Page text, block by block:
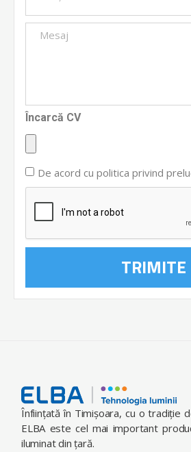
Încarcă CV
De acord cu politica privind
TRIMITE
Înfiinţată în Timişoara, cu o tradiţie
ELBA este cel mai important
iluminat din ţară.